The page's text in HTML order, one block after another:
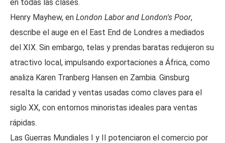
en todas las clases.
Henry Mayhew, en London Labor and London's Poor,
describe el auge en el East End de Londres a mediados
del XIX. Sin embargo, telas y prendas baratas redujeron su
atractivo local, impulsando exportaciones a África, como
analiza Karen Tranberg Hansen en Zambia. Ginsburg
resalta la caridad y ventas usadas como claves para el
siglo XX, con entornos minoristas ideales para ventas
rápidas.
Las Guerras Mundiales I y II potenciaron el comercio por